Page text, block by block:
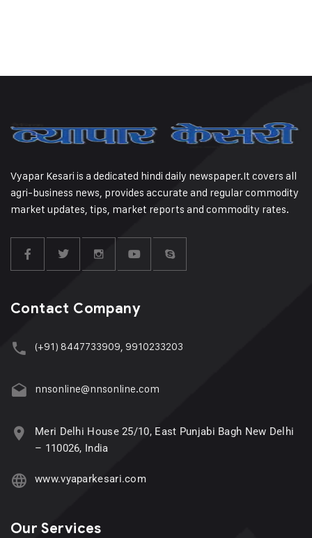
Vyapar Kesari is a dedicated hindi daily newspaper.It covers all
agri-business news, provides accurate and regular commodity
market updates, tips, market reports and commodity rates.
Contact Company
(+91) 8447733909, 9910233203
nnsonline@nnsonline.com
Meri Delhi House 25/10, East Punjabi Bagh New Delhi
– 110026, India
www.vyaparkesari.com
Our Services